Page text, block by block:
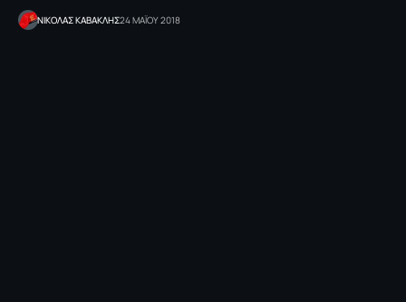
ΝΙΚΟΛΑΣ ΚΑΒΑΚΛΗΣ24 ΜΑΪΟΥ 2018